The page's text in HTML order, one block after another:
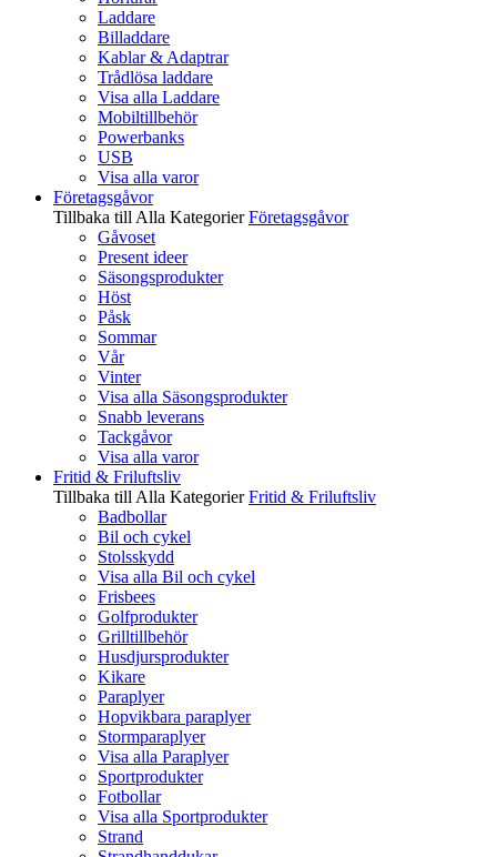
Laddare
Billaddare
Kablar & Adaptrar
Trådlösa laddare
Visa alla Laddare
Mobiltillbehör
Powerbanks
USB
Visa alla varor
Företagsgåvor
Tillbaka till Alla Kategorier Företagsgåvor
Gåvoset
Present ideer
Säsongsprodukter
Höst
Påsk
Sommar
Vår
Vinter
Visa alla Säsongsprodukter
Snabb leverans
Tackgåvor
Visa alla varor
Fritid & Friluftsliv
Tillbaka till Alla Kategorier Fritid & Friluftsliv
Badbollar
Bil och cykel
Stolsskydd
Visa alla Bil och cykel
Frisbees
Golfprodukter
Grilltillbehör
Husdjursprodukter
Kikare
Paraplyer
Hopvikbara paraplyer
Stormparaplyer
Visa alla Paraplyer
Sportprodukter
Fotbollar
Visa alla Sportprodukter
Strand